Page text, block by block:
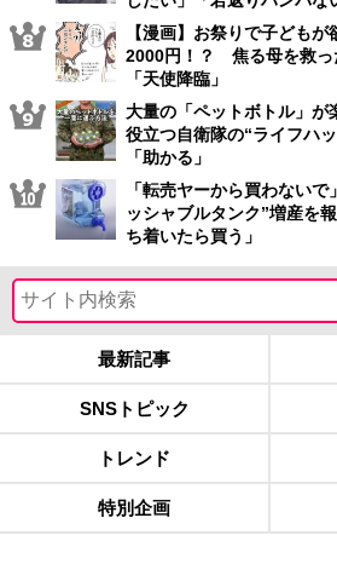
【漫画】お祭りで子ども
2000円！？ 焦る母を救っ
「天使降臨」
大量の「ペットボトル」
役立つ自衛隊の“ライフハ
「助かる」
「転売ヤーから買わない
ッシャブルタンク”増産を
ち着いたら買う」
最新記事
SNSトピック
トレンド
特別企画